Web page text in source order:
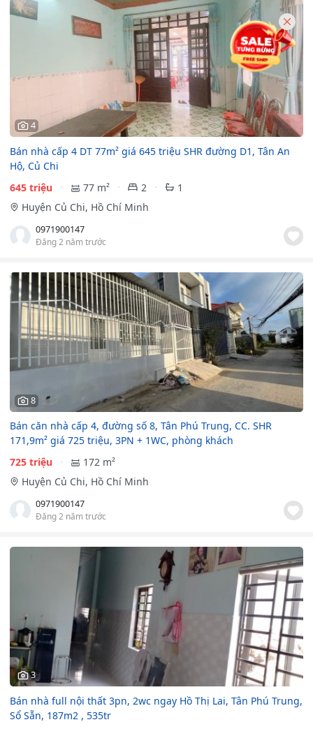
4
Bán nhà cấp 4 DT 77m² giá 645 triệu SHR đường D1, Tân An
Hộ, Củ Chi
645 triệu
77 m² 2
1
Huyện Củ Chi, Hồ Chí Minh
0971900147
Đăng 2 năm trước
8
Bán căn nhà cấp 4, đường số 8, Tân Phú Trung, CC. SHR
171,9m² giá 725 triệu, 3PN + 1WC, phòng khách
725 triệu
172 m²
Huyện Củ Chi, Hồ Chí Minh
0971900147
Đăng 2 năm trước
3
Bán nhà full nội thất 3pn, 2wc ngay Hồ Thị Lai, Tân Phú Trung,
Sổ Sẵn, 187m2 , 535tr